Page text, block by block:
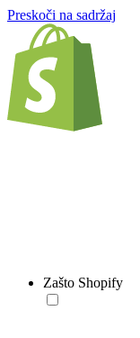
Preskoči na sadržaj
Zašto Shopify